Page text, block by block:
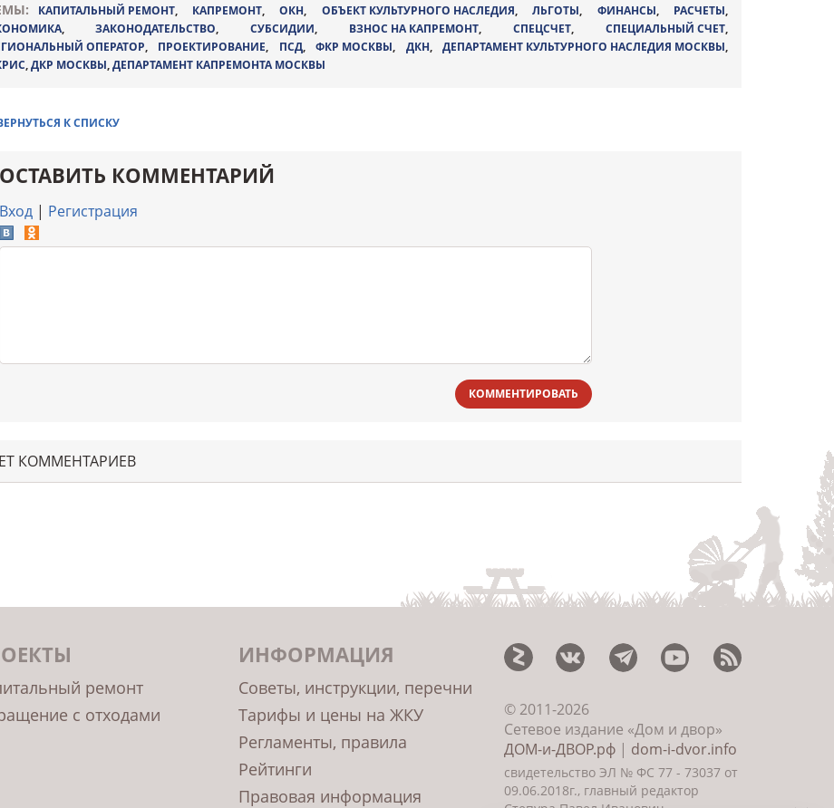
КАПИТАЛЬНЫЙ РЕМОНТ, КАПРЕМОНТ,ОКН, ОБЪЕКТ КУЛЬТУРНОГО НАСЛЕДИЯ,ЛЬГОТЫ, ФИНАНСЫ, РАСЧЕТЫ,
,ЗАКОНОДАТЕЛЬСТВО,СУБСИДИИ, ВЗНОС НА КАПРЕМОНТ,СПЕЦСЧЕТ,СПЕЦИАЛЬНЫЙ СЧЕТ,
ОПЕРАТОР, ПРОЕКТИРОВАНИЕ, ПСД, ФКР МОСКВЫ, ДКН, ДЕПАРТАМЕНТ КУЛЬТУРНОГО НАСЛЕДИЯ МОСКВЫ,
,ДКР МОСКВЫ,ДЕПАРТАМЕНТ КАПРЕМОНТА МОСКВЫ
К СПИСКУ
ОСТАВИТЬ КОММЕНТАРИЙ
Вход| Регистрация
КОММЕНТИРОВАТЬ
КОММЕНТАРИЕВ
ремонт
с отходами
ИНФОРМАЦИЯ
Советы, инструкции, перечни
Тарифы и цены на ЖКУ
Регламенты, правила
Рейтинги
Правовая информация
© 2011-2026
Сетевое издание «Дом и двор»
ДОМ-и-ДВОР.рф| dom-i-dvor.info
свидетельство ЭЛ № ФС 77 - 73037 от
09.06.2018г., главный редактор